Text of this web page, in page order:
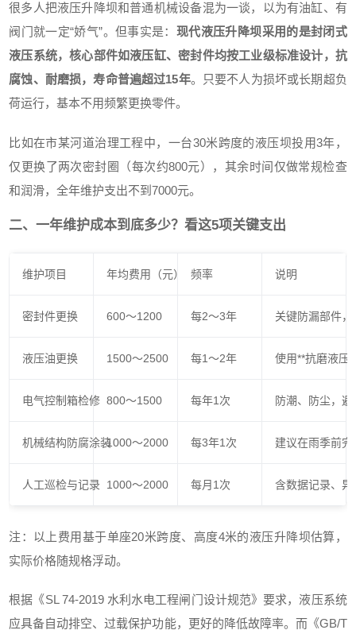
很多人把液压升降坝和普通机械设备混为一谈，以为有油缸、有
阀门就一定“娇气”。但事实是： 现代液压升降坝采用的是封闭式
液压系统，核心部件如液压缸、密封件均按工业级标准设计，抗
腐蚀、耐磨损，寿命普遍超过15年。只要不人为损坏或长期超负
荷运行，基本不用频繁更换零件。
比如在市某河道治理工程中，一台30米跨度的液压坝投用3年，
仅更换了两次密封圈（每次约800元），其余时间仅做常规检查
和润滑，全年维护支出不到7000元。
二、一年维护成本到底多少？看这5项关键支出
维护项目 年均费用（元） 频率 说明
密封件更换 600～1200 每2～3年 关键防漏部件，
液压油更换 1500～2500 每1～2年 使用**抗磨液压
电气控制箱检修 800～1500 每年1次 防潮、防尘，避
机械结构防腐涂装1000～2000 每3年1次 建议在雨季前完
人工巡检与记录 1000～2000 每月1次 含数据记录、异
注：以上费用基于单座20米跨度、高度4米的液压升降坝估算，
实际价格随规格浮动。
根据《SL 74-2019 水利水电工程闸门设计规范》要求，液压系统
应具备自动排空、过载保护功能，更好的降低故障率。而《GB/T